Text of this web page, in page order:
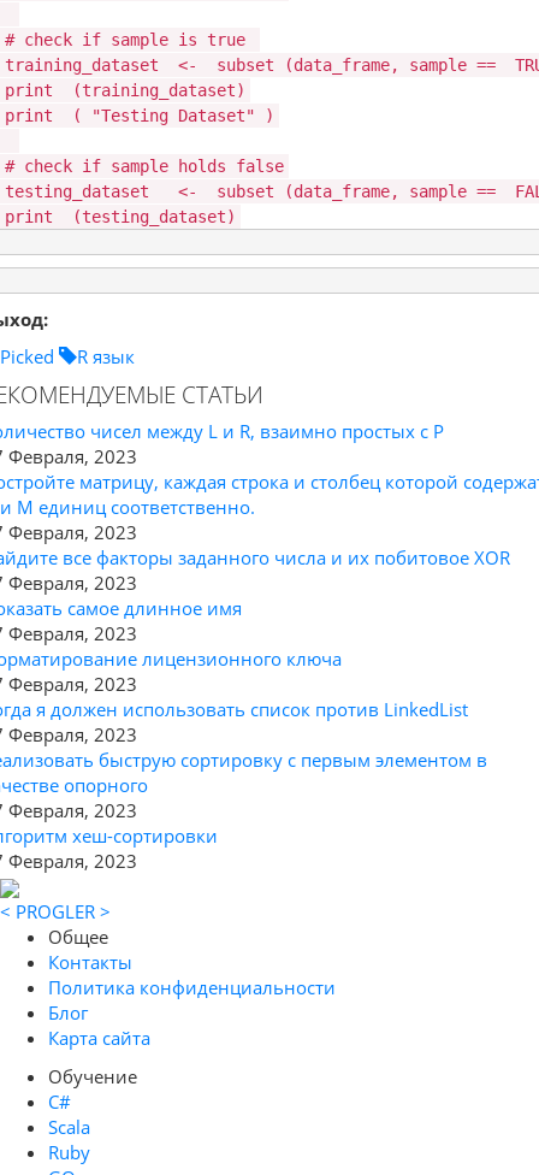
# check if sample is true
training_dataset <-
subset (data_frame, sample ==
print
(training_dataset)
print
( "Testing Dataset" )
# check if sample holds false
testing_dataset <-
subset (data_frame, sample ==
print
(testing_dataset)
Picked
R язык
СТАТЬИ
чисел между L и R, взаимно простых с P
Февраля, 2023
матрицу, каждая строка и столбец которой
M единиц соответственно.
Февраля, 2023
все факторы заданного числа и их побитовое XOR
Февраля, 2023
самое длинное имя
Февраля, 2023
лицензионного ключа
Февраля, 2023
я должен использовать список против LinkedList
Февраля, 2023
быструю сортировку с первым элементом в
опорного
Февраля, 2023
хеш-сортировки
Февраля, 2023
< PROGLER >
Общее
Контакты
Политика конфиденциальности
Блог
Карта сайта
Обучение
C#
Scala
Ruby